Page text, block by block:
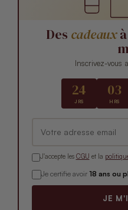
Des cadeauxà
Inscrivez-vous
24
JRS
03
HRS
J'accepte les CGU et la
Je certifie avoir 18 ans ou
JE